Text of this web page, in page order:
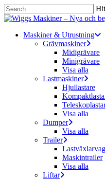
Skip
to
content
Close
Menu
Maskiner & Utrustning
Grävmaskiner
Midigrävare
Minigrävare
Visa alla
Lastmaskiner
Hjullastare
Visa alla
Dumper
Visa alla
Trailer
Maskintrailer
Visa alla
Liftar